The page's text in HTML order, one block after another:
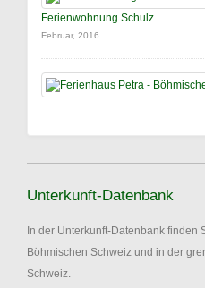
Ferienwohnung Schulz
Februar, 2016
Unterkunft-Datenbank
In der Unterkunft-Datenbank finden
Böhmischen Schweiz und in der
Schweiz.